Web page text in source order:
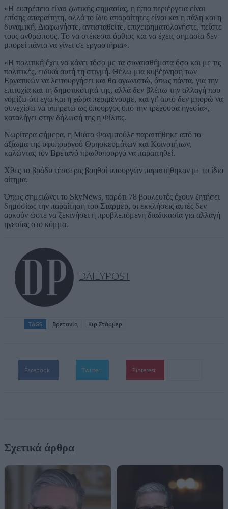
«Η ευπρέπεια είναι ζωτικής σημασίας, η ήπια περιέργεια είναι
επίσης απαραίτητη, αλλά το ίδιο απαραίτητες είναι και η πάλη και η
δυναμική. Διαφωνήστε, αντισταθείτε, επιχειρηματολογήστε, πείστε
τους ανθρώπους. Το να στέκεσαι όρθιος και να έχεις σημασία δεν
μπορεί πάντα να γίνει σε εργαστήρια».
«Η πολιτική έχει να κάνει τόσο με τα συναισθήματα όσο και με τις
πολιτικές, ειδικά αυτή τη στιγμή. Θέλω μια κυβέρνηση των
Εργατικών να λειτουργήσει και θα αγωνιστώ, όπως πάντα, για την
επιτυχία και τη δημοτικότητά της, αλλά δεν βλέπω την αλλαγή που
νομίζω ότι εγώ και η χώρα περιμένουμε, και γι’ αυτό δεν μπορώ να
συνεχίσω να υπηρετώ ως υπουργός υπό την τρέχουσα ηγεσία»,
καταλήγει στην δήλωσή της η Φίλιπς.
Νωρίτερα σήμερα, η Μιάτα Φανμπούλε παραιτήθηκε από το
αξίωμα της υφυπουργού Θρησκευμάτων και Κοινοτήτων,
καλώντας τον Βρετανό πρωθυπουργό να παραιτηθεί.
Χθες το βράδυ τέσσερις βοηθοί υπουργών παραιτήθηκαν με το ίδιο
αίτημα.
Όπως σημειώνει το SkyNews, παρότι 78 βουλευτές έχουν ζητήσει
δημοσίως την παραίτηση του Στάρμερ, οι εκκλήσεις αυτές δεν
αρκούν ώστε να ξεκινήσει η προβλεπόμενη διαδικασία για αλλαγή
ηγεσίας στο κόμμα.
DAILYPOST
TAGS Βρετανία Κιρ Στάρμερ
Facebook Twitter Pinterest
Σχετικά άρθρα